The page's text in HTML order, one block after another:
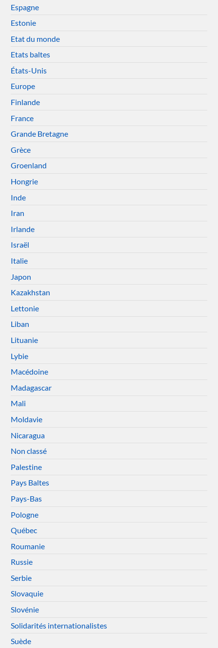
Espagne
Estonie
Etat du monde
Etats baltes
États-Unis
Europe
Finlande
France
Grande Bretagne
Grèce
Groenland
Hongrie
Inde
Iran
Irlande
Israël
Italie
Japon
Kazakhstan
Lettonie
Liban
Lituanie
Lybie
Macédoine
Madagascar
Mali
Moldavie
Nicaragua
Non classé
Palestine
Pays Baltes
Pays-Bas
Pologne
Québec
Roumanie
Russie
Serbie
Slovaquie
Slovénie
Solidarités internationalistes
Suède